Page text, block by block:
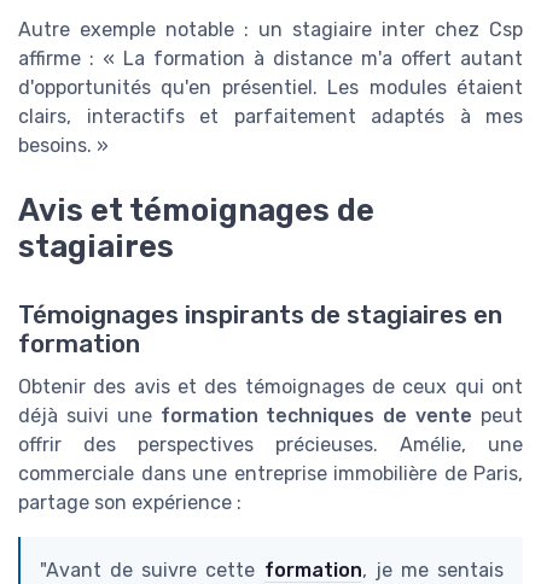
Autre exemple notable : un stagiaire inter chez Csp
affirme : « La formation à distance m'a offert autant
d'opportunités qu'en présentiel. Les modules étaient
clairs, interactifs et parfaitement adaptés à mes
besoins. »
Avis et témoignages de
stagiaires
Témoignages inspirants de stagiaires en
formation
Obtenir des avis et des témoignages de ceux qui ont
déjà suivi une formation techniques de vente peut
offrir des perspectives précieuses. Amélie, une
commerciale dans une entreprise immobilière de Paris,
partage son expérience :
"Avant de suivre cette formation, je me sentais